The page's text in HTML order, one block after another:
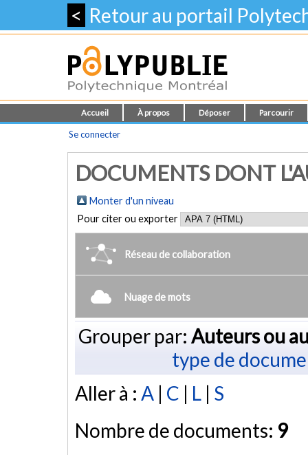
< Retour au portail
Accueil À propos Déposer Parcourir
Se connecter
DOCUMENTS DONT
Monter d'un niveau
Pour citer ou exporter
Réseau de collaboration
Nuage de mots
Grouper par: Auteurs ou
type de
Aller à : A | C | L | S
Nombre de documents: 9